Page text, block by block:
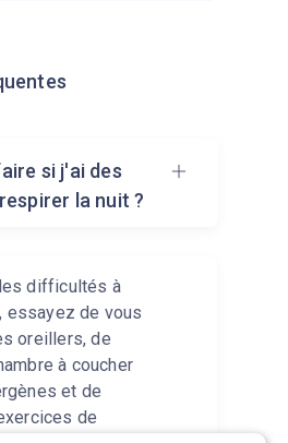
si j'ai des
la nuit ?
difficultés à
essayez de vous
oreillers, de
à coucher
et de
de